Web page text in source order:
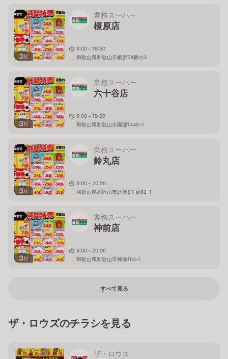
3枚
業務スーパー
榎原店
9:00～19:30
和歌山県和歌山市榎原78番の3
3枚
業務スーパー
六十谷店
9:00～19:00
和歌山県和歌山市園部1445-1
3枚
業務スーパー
鈴丸店
9:00～20:00
和歌山県和歌山市北新5丁目62-1
3枚
業務スーパー
神前店
9:00～20:00
和歌山県和歌山市神前164-1
すべて見る
ザ・ロウズのチラシを見る
ザ・ロウズ